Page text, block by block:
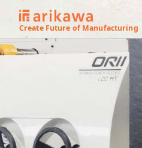
Create Future of Manufacturing